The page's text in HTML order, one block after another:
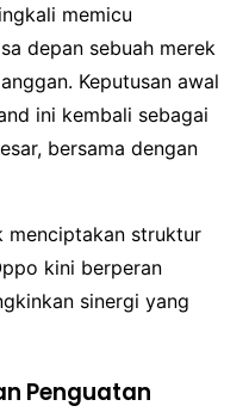
memicu
depan sebuah merek
Keputusan awal
ini kembali sebagai
bersama dengan
menciptakan struktur
kini berperan
sinergi yang
Penguatan